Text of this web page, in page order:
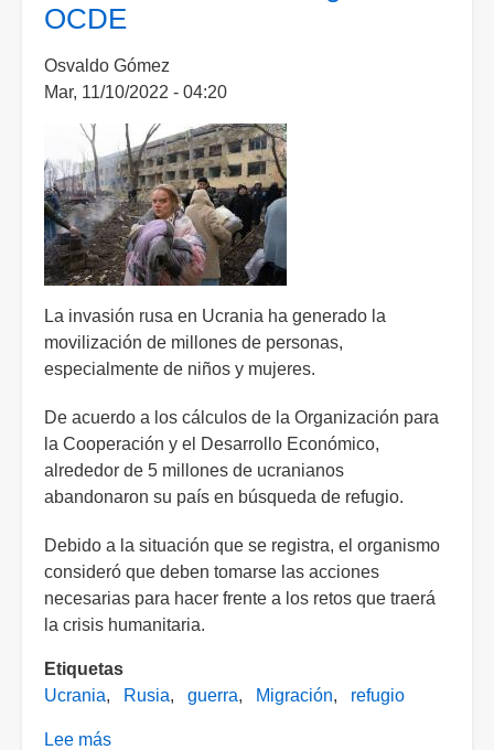
mil
de
asilo
en
el
primer
trimestre
del
año
OCDE
Osvaldo Gómez
Mar, 11/10/2022 - 04:20
La invasión rusa en Ucrania ha generado la
movilización de millones de personas,
especialmente de niños y mujeres.
De acuerdo a los cálculos de la Organización para
la Cooperación y el Desarrollo Económico,
alrededor de 5 millones de ucranianos
abandonaron su país en búsqueda de refugio.
Debido a la situación que se registra, el organismo
consideró que deben tomarse las acciones
necesarias para hacer frente a los retos que traerá
la crisis humanitaria.
Etiquetas
Ucrania
Rusia guerra Migración refugio
Lee más